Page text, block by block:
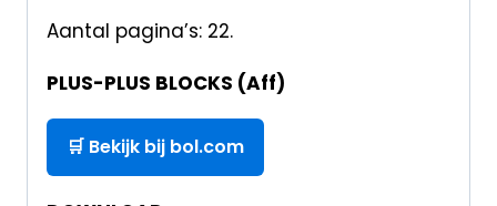
Aantal pagina’s: 22.
PLUS-PLUS BLOCKS (Aff)
🛒 Bekijk bij bol.com